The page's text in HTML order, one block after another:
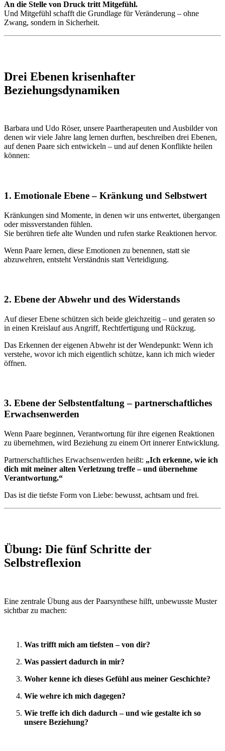
An die Stelle von Druck tritt Mitgefühl.
Und Mitgefühl schafft die Grundlage für Veränderung – ohne
Zwang, sondern in Sicherheit.
Drei Ebenen krisenhafter
Beziehungsdynamiken
Barbara und Udo Röser, unsere Paartherapeuten und Ausbilder von
denen wir viele Jahre lang lernen durften, beschreiben drei Ebenen,
auf denen Paare sich entwickeln – und auf denen Konflikte heilen
können:
1. Emotionale Ebene – Kränkung und Selbstwert
Kränkungen sind Momente, in denen wir uns entwertet, übergangen
oder missverstanden fühlen.
Sie berühren tiefe alte Wunden und rufen starke Reaktionen hervor.
Wenn Paare lernen, diese Emotionen zu benennen, statt sie
abzuwehren, entsteht Verständnis statt Verteidigung.
2. Ebene der Abwehr und des Widerstands
Auf dieser Ebene schützen sich beide gleichzeitig – und geraten so
in einen Kreislauf aus Angriff, Rechtfertigung und Rückzug.
Das Erkennen der eigenen Abwehr ist der Wendepunkt: Wenn ich
verstehe, wovor ich mich eigentlich schütze, kann ich mich wieder
öffnen.
3. Ebene der Selbstentfaltung – partnerschaftliches
Erwachsenwerden
Wenn Paare beginnen, Verantwortung für ihre eigenen Reaktionen
zu übernehmen, wird Beziehung zu einem Ort innerer Entwicklung.
Partnerschaftliches Erwachsenwerden heißt: „Ich erkenne, wie ich
dich mit meiner alten Verletzung treffe – und übernehme
Verantwortung.“
Das ist die tiefste Form von Liebe: bewusst, achtsam und frei.
Übung: Die fünf Schritte der
Selbstreflexion
Eine zentrale Übung aus der Paarsynthese hilft, unbewusste Muster
sichtbar zu machen:
Was trifft mich am tiefsten – von dir?
Was passiert dadurch in mir?
Woher kenne ich dieses Gefühl aus meiner Geschichte?
Wie wehre ich mich dagegen?
Wie treffe ich dich dadurch – und wie gestalte ich so
unsere Beziehung?